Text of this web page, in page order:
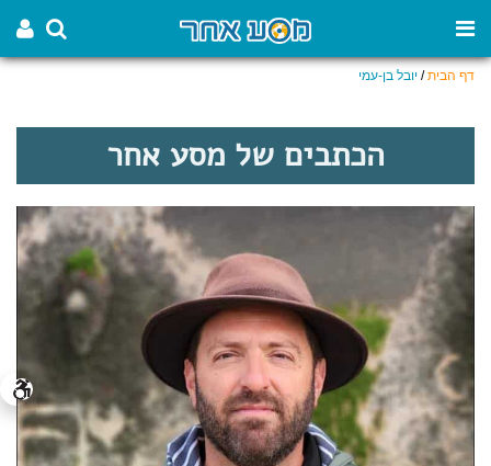
דף הבית/ יובל בן-עמי
הכתבים של מסע אחר